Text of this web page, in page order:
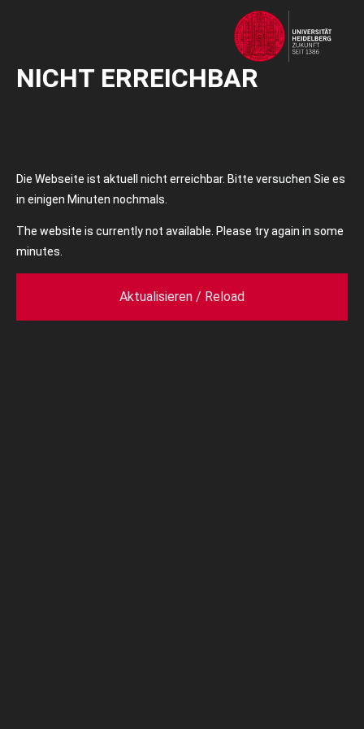
NICHT ERREICHBAR
Die Webseite ist aktuell nicht erreichbar. Bitte versuchen Sie es
in einigen Minuten nochmals.
The website is currently not available. Please try again in some
minutes.
Aktualisieren / Reload